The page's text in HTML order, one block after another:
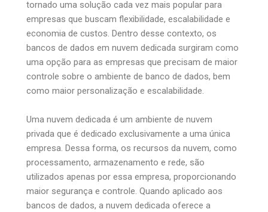
tornado uma solução cada vez mais popular para
empresas que buscam flexibilidade, escalabilidade e
economia de custos. Dentro desse contexto, os
bancos de dados em nuvem dedicada surgiram como
uma opção para as empresas que precisam de maior
controle sobre o ambiente de banco de dados, bem
como maior personalização e escalabilidade.
Uma nuvem dedicada é um ambiente de nuvem
privada que é dedicado exclusivamente a uma única
empresa. Dessa forma, os recursos da nuvem, como
processamento, armazenamento e rede, são
utilizados apenas por essa empresa, proporcionando
maior segurança e controle. Quando aplicado aos
bancos de dados, a nuvem dedicada oferece a